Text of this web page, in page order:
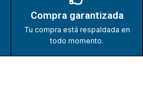
Compra garantizada
Tu compra está respaldada en
todo momento.